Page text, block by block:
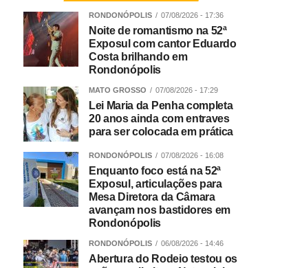
RONDONÓPOLIS 07/08/2026 - 17:36
Noite de romantismo na 52ª
Exposul com cantor Eduardo
Costa brilhando em
Rondonópolis
MATO GROSSO 07/08/2026 - 17:29
Lei Maria da Penha completa
20 anos ainda com entraves
para ser colocada em prática
RONDONÓPOLIS 07/08/2026 - 16:08
Enquanto foco está na 52ª
Exposul, articulações para
Mesa Diretora da Câmara
avançam nos bastidores em
Rondonópolis
RONDONÓPOLIS 06/08/2026 - 14:46
Abertura do Rodeio testou os